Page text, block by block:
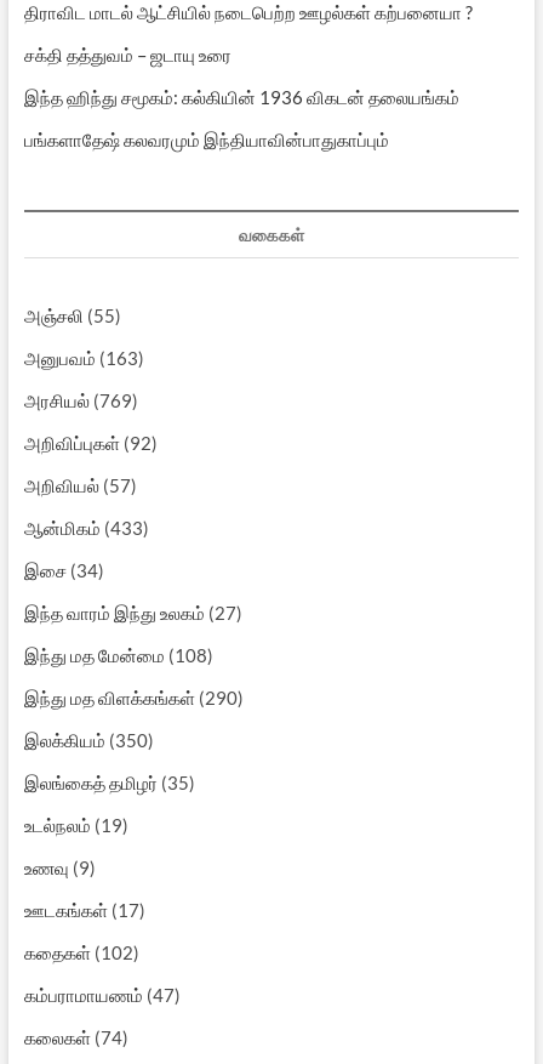
திராவிட மாடல் ஆட்சியில் நடைபெற்ற ஊழல்கள் கற்பனையா ?
சக்தி தத்துவம் – ஜடாயு உரை
இந்த ஹிந்து சமூகம்: கல்கியின் 1936 விகடன் தலையங்கம்
பங்களாதேஷ் கலவரமும் இந்தியாவின்பாதுகாப்பும்
வகைகள்
அஞ்சலி (55)
அனுபவம் (163)
அரசியல்(769)
அறிவிப்புகள்(92)
அறிவியல்(57)
ஆன்மிகம் (433)
இசை(34)
இந்த வாரம் இந்து உலகம் (27)
இந்து மத மேன்மை (108)
இந்து மத விளக்கங்கள்(290)
இலக்கியம் (350)
இலங்கைத் தமிழர் (35)
உடல்நலம் (19)
உணவு (9)
ஊடகங்கள்(17)
கதைகள்(102)
கம்பராமாயணம் (47)
கலைகள்(74)